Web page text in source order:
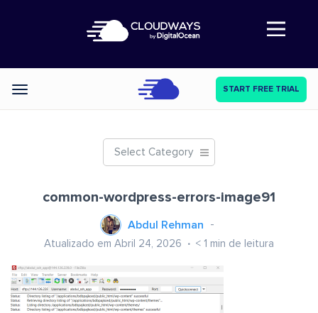
Abre a navegação
Categories START FREE TRIAL
Select Category
common-wordpress-errors-image91
Abdul Rehman
Atualizado em Abril 24, 2026 < 1 min de leitura